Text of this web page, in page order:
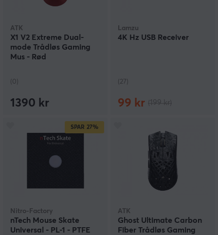
ATK
X1 V2 Extreme Dual-
mode Trådløs Gaming
Mus - Rød
(0)
1390 kr
Lamzu
4K Hz USB Receiver
(27)
99 kr
SPAR 27%
Nitro-Factory
nTech Mouse Skate
Universal - PL-1 - PTFE
ATK
Ghost Ultimate Carbon
Fiber Trådløs Gaming